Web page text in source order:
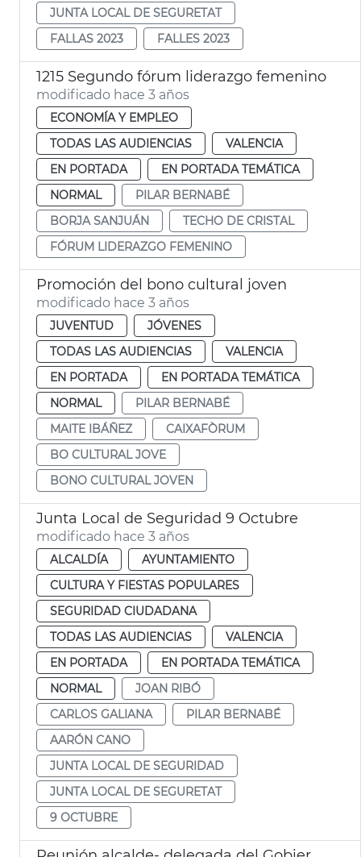
JUNTA LOCAL DE SEGURETAT
FALLAS 2023
FALLES 2023
1215 Segundo fórum liderazgo femenino
modificado hace 3 años
ECONOMÍA Y EMPLEO
TODAS LAS AUDIENCIAS
VALENCIA
EN PORTADA
EN PORTADA TEMÁTICA
NORMAL
PILAR BERNABÉ
BORJA SANJUÁN
TECHO DE CRISTAL
FÓRUM LIDERAZGO FEMENINO
Promoción del bono cultural joven
modificado hace 3 años
JUVENTUD
JÓVENES
TODAS LAS AUDIENCIAS
VALENCIA
EN PORTADA
EN PORTADA TEMÁTICA
NORMAL
PILAR BERNABÉ
MAITE IBÁÑEZ
CAIXAFÒRUM
BO CULTURAL JOVE
BONO CULTURAL JOVEN
Junta Local de Seguridad 9 Octubre
modificado hace 3 años
ALCALDÍA
AYUNTAMIENTO
CULTURA Y FIESTAS POPULARES
SEGURIDAD CIUDADANA
TODAS LAS AUDIENCIAS
VALENCIA
EN PORTADA
EN PORTADA TEMÁTICA
NORMAL
JOAN RIBÓ
CARLOS GALIANA
PILAR BERNABÉ
AARÓN CANO
JUNTA LOCAL DE SEGURIDAD
JUNTA LOCAL DE SEGURETAT
9 OCTUBRE